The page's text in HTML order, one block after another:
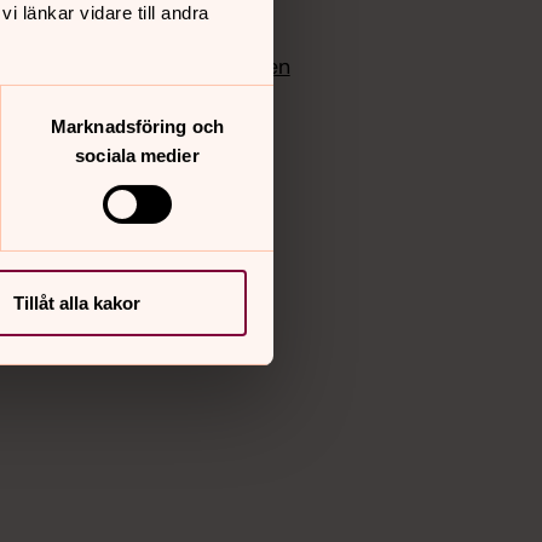
länkar vidare till andra
Marknadsföring och
sociala medier
Tillåt alla kakor
Instagram
Bloggportalen